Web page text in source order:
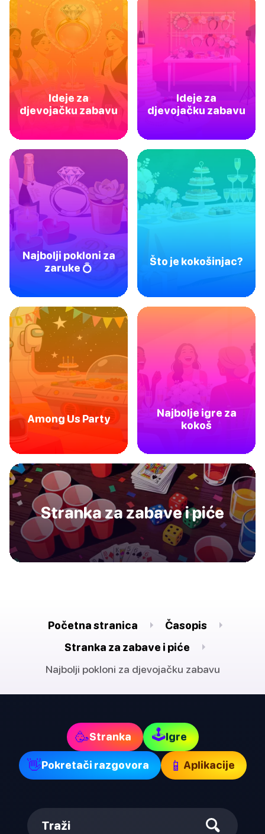
Ideje za
djevojačku zabavu
Ideje za
djevojačku zabavu
Najbolji pokloni za
zaruke 💍
Što je kokošinjac?
Among Us Party
Najbolje igre za
kokoš
Stranka za zabave i piće
Početna stranica
Časopis
Stranka za zabave i piće
Najbolji pokloni za djevojačku zabavu
🥳Stranka 🕹Igre
👋Pokretači razgovora 📱 Aplikacije
Traži